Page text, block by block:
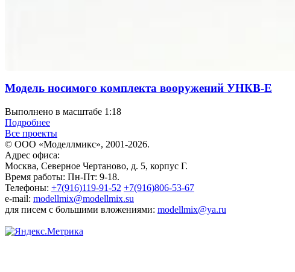
Модель носимого комплекта вооружений УНКВ-Е
Выполнено в масштабе 1:18
Подробнее
Все проекты
© ООО «Моделлмикс», 2001-2026.
Адрес офиса:
Москва, Северное Чертаново, д. 5, корпус Г.
Время работы: Пн-Пт: 9-18.
Телефоны: +7(916)119-91-52 +7(916)806-53-67
e-mail: modellmix@modellmix.su
для писем с большими вложениями: modellmix@ya.ru